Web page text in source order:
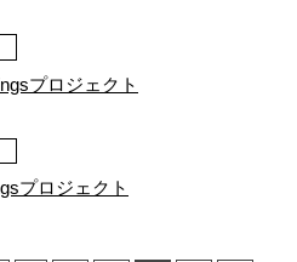
プロジェクト
プロジェクト